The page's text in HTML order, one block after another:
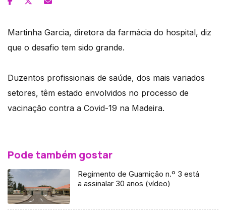
Martinha Garcia, diretora da farmácia do hospital, diz
que o desafio tem sido grande.
Duzentos profissionais de saúde, dos mais variados
setores, têm estado envolvidos no processo de
vacinação contra a Covid-19 na Madeira.
Pode também gostar
Regimento de Guarnição n.º 3 está
a assinalar 30 anos (vídeo)